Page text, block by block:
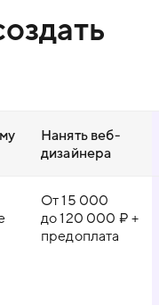
Нанять веб-
дизайнера
От 15 000
до 120 000 ₽ +
предоплата